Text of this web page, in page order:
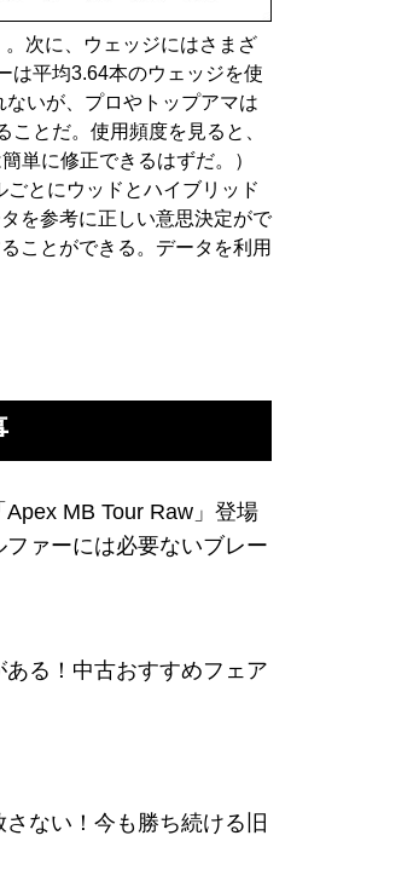
次に、ウェッジにはさまざ
は平均3.64本のウェッジを使
いが、プロやトップアマは
とだ。使用頻度を見ると、
単に修正できるはずだ。）
とにウッドとハイブリッド
を参考に正しい意思決定がで
ことができる。データを利用
MB Tour Raw」登場
ファーには必要ないブレー
る！中古おすすめフェア
ない！今も勝ち続ける旧